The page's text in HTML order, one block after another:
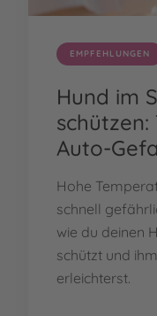
EMPFEHLUNGEN
Hund im
Auto-
Hohe
schnell
wie du deinen
schützt und
erleichterst.